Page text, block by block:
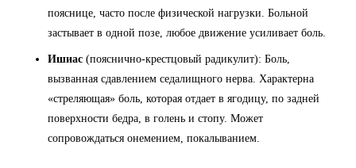
пояснице, часто после физической нагрузки. Больной
застывает в одной позе, любое движение усиливает боль.
Ишиас (пояснично-крестцовый радикулит): Боль,
вызванная сдавлением седалищного нерва. Характерна
«стреляющая» боль, которая отдает в ягодицу, по задней
поверхности бедра, в голень и стопу. Может
сопровождаться онемением, покалыванием.